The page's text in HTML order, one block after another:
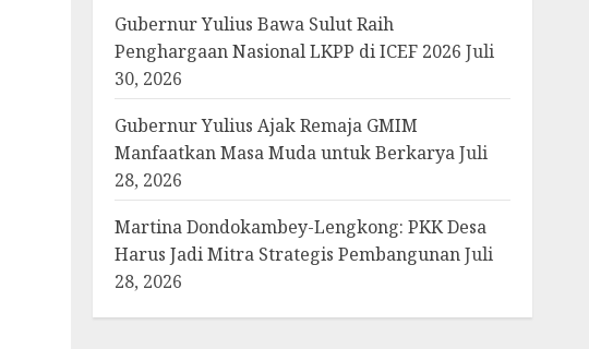
Gubernur Yulius Bawa Sulut Raih
Penghargaan Nasional LKPP di ICEF 2026 Juli
30, 2026
Gubernur Yulius Ajak Remaja GMIM
Manfaatkan Masa Muda untuk Berkarya Juli
28, 2026
Martina Dondokambey-Lengkong: PKK Desa
Harus Jadi Mitra Strategis Pembangunan Juli
28, 2026